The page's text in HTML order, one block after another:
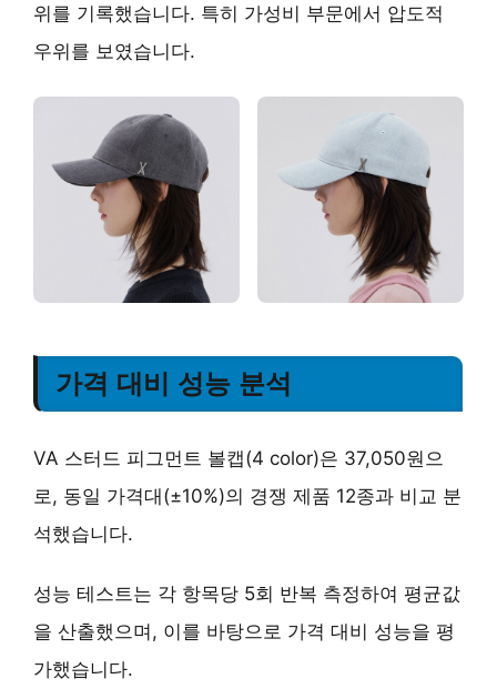
위를 기록했습니다. 특히 가성비 부문에서 압도적
우위를 보였습니다.
가격 대비 성능 분석
VA 스터드 피그먼트 볼캡(4 color)은 37,050원으
로, 동일 가격대(±10%)의 경쟁 제품 12종과 비교 분
석했습니다.
성능 테스트는 각 항목당 5회 반복 측정하여 평균값
을 산출했으며, 이를 바탕으로 가격 대비 성능을 평
가했습니다.